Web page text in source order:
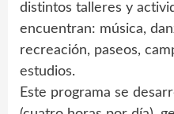
distintos talleres y
encuentran: música,
recreación, paseos,
estudios.
Este programa se